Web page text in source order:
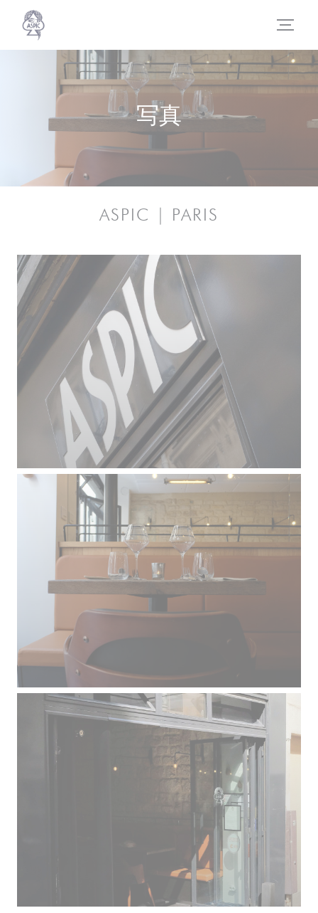
クッキー利用の管理について
写真
ASPIC | PARIS